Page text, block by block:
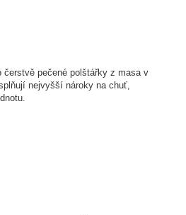
čerstvě pečené polštářky z masa v
nejvyšší nároky na chuť,